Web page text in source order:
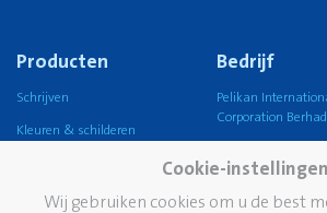
Producten
Schrijven
Kleuren & schilderen
Lijmen
Bedrijf
Pelikan
Corporation Berhad
Pelikan wereldwijd
Cookie-instellingen
Wij gebruiken cookies om u de best